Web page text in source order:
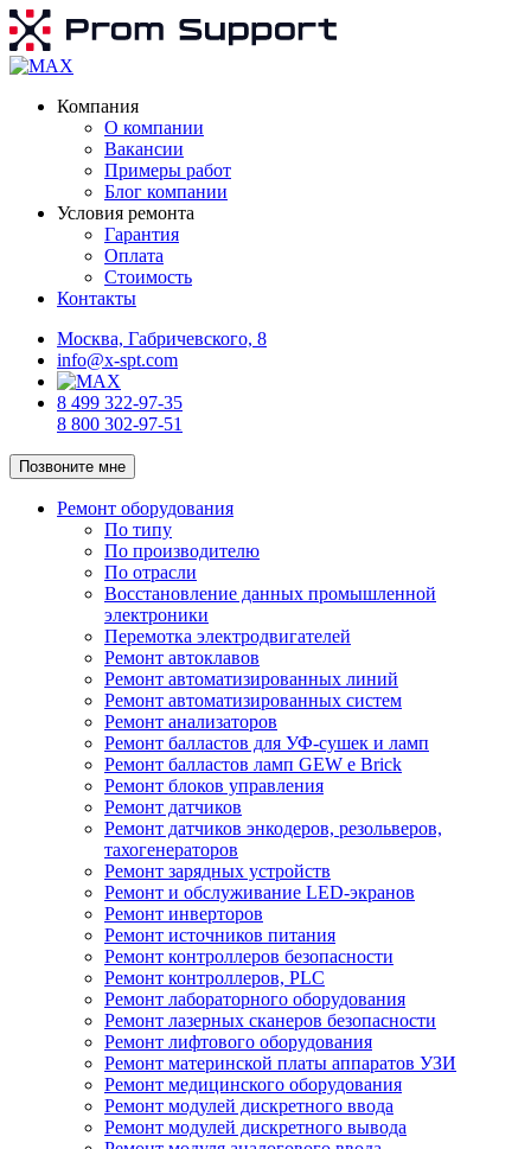
Компания
О компании
Вакансии
Примеры работ
Блог компании
Условия ремонта
Гарантия
Оплата
Стоимость
Контакты
Москва, Габричевского, 8
info@x-spt.com
8 499 322-97-35
8 800 302-97-51
Позвоните мне
Ремонт оборудования
По типу
По производителю
По отрасли
Восстановление данных промышленной
электроники
Перемотка электродвигателей
Ремонт автоклавов
Ремонт автоматизированных линий
Ремонт автоматизированных систем
Ремонт анализаторов
Ремонт балластов для УФ-сушек и ламп
Ремонт балластов ламп GEW e Brick
Ремонт блоков управления
Ремонт датчиков
Ремонт датчиков энкодеров, резольверов,
тахогенераторов
Ремонт зарядных устройств
Ремонт и обслуживание LED-экранов
Ремонт инверторов
Ремонт источников питания
Ремонт контроллеров безопасности
Ремонт контроллеров, PLC
Ремонт лабораторного оборудования
Ремонт лазерных сканеров безопасности
Ремонт лифтового оборудования
Ремонт материнской платы аппаратов УЗИ
Ремонт медицинского оборудования
Ремонт модулей дискретного ввода
Ремонт модулей дискретного вывода